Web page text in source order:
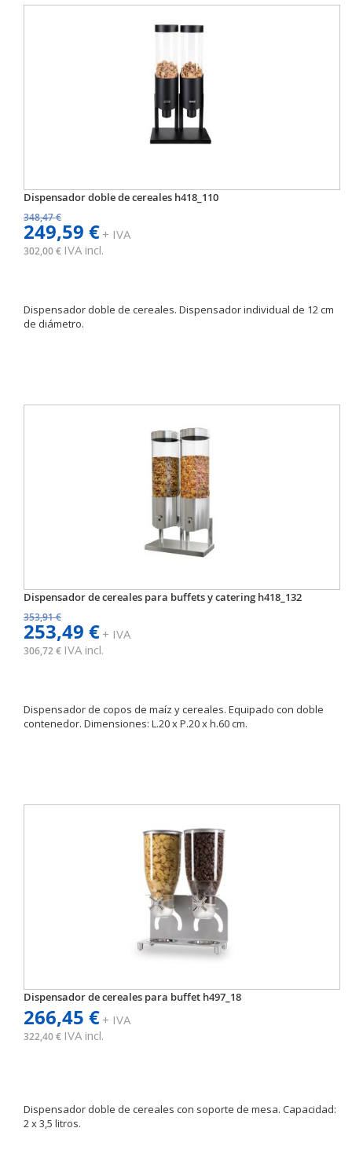
Dispensador doble de cereales h418_110
348,47 €
249,59 €+ IVA
302,00 € IVA incl.
Dispensador doble de cereales. Dispensador individual de 12 cm
de diámetro.
Dispensador de cereales para buffets y catering h418_132
353,91 €
253,49 €+ IVA
306,72 € IVA incl.
Dispensador de copos de maíz y cereales. Equipado con doble
contenedor. Dimensiones: L.20 x P.20 x h.60 cm.
Dispensador de cereales para buffet h497_18
266,45 €+ IVA
322,40 € IVA incl.
Dispensador doble de cereales con soporte de mesa. Capacidad:
2 x 3,5 litros.